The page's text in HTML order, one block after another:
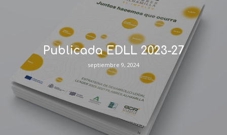
Publicada EDLL 2023-27
septiembre 9, 2024